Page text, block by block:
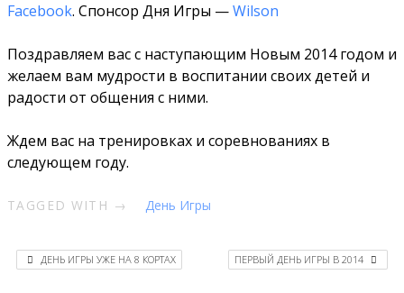
Facebook. Спонсор Дня Игры —Wilson
Поздравляем вас с наступающим Новым 2014 годом и
желаем вам мудрости в воспитании своих детей и
радости от общения с ними.
Ждем вас на тренировках и соревнованиях в
следующем году.
TAGGED WITH → День Игры
ДЕНЬ ИГРЫ УЖЕ НА 8 КОРТАХ ПЕРВЫЙ ДЕНЬ ИГРЫ В 2014